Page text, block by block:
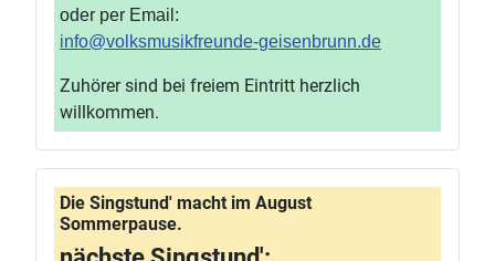
oder per Email:
info@volksmusikfreunde-geisenbrunn.de
Zuhörer sind bei freiem Eintritt herzlich
willkommen.
Die Singstund' macht im August
Sommerpause.